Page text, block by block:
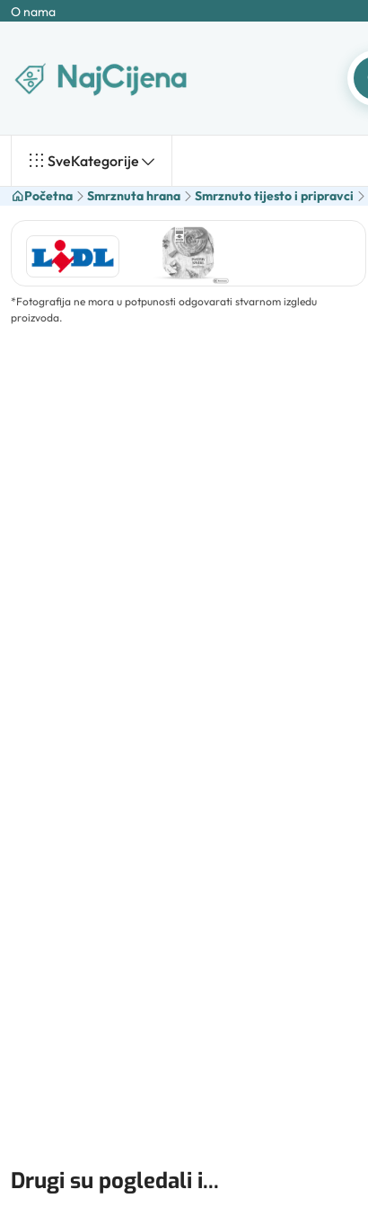
O nama
SveKategorije
Početna Smrznuta hrana Smrznuto tijesto i pripravci
*Fotografija ne mora u potpunosti odgovarati stvarnom izgledu
proizvoda.
Drugi su pogledali i...